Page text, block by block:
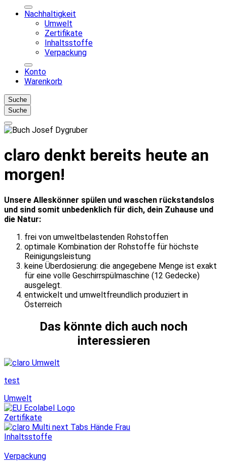
Nachhaltigkeit
Umwelt
Zertifikate
Inhaltsstoffe
Verpackung
Konto
Warenkorb
Suche
Suche
claro denkt bereits heute an
morgen!
Unsere Alleskönner spülen und waschen rückstandslos
und sind somit unbedenklich für dich, dein Zuhause und
die Natur:
frei von umweltbelastenden Rohstoffen
optimale Kombination der Rohstoffe für höchste
Reinigungsleistung
keine Überdosierung: die angegebene Menge ist exakt
für eine volle Geschirrspülmaschine (12 Gedecke)
ausgelegt.
entwickelt und umweltfreundlich produziert in
Österreich
Das könnte dich auch noch
interessieren
test
Umwelt
Zertifikate
Inhaltsstoffe
Verpackung